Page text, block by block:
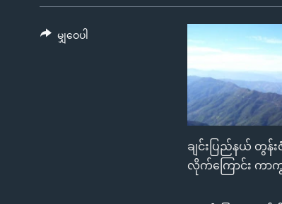
တရုတ်
အစ္စရေး-ပါလက်စတိုင်း
ရပ်ဝန်းတခု လမ်းတခု အလွန်
အင်္ဂလိပ်စာလေ့လာမယ်
ချင်းပြည်နယ် တွ
လိုက်ကြောင်း ကာ
မျှဝေပါ